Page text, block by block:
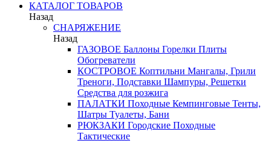
КАТАЛОГ ТОВАРОВ
Назад
СНАРЯЖЕНИЕ
Назад
ГАЗОВОЕ Баллоны Горелки Плиты
Обогреватели
КОСТРОВОЕ Коптильни Мангалы, Грили
Треноги, Подставки Шампуры, Решетки
Средства для розжига
ПАЛАТКИ Походные Кемпинговые Тенты,
Шатры Туалеты, Бани
РЮКЗАКИ Городские Походные
Тактические